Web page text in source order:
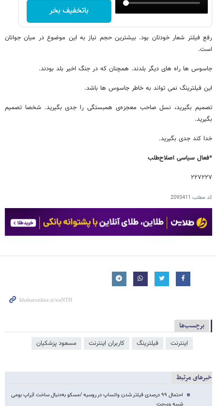
باتخفیف بخر
رفع فیلتر شعار خودتان بود. بیشترین حجم نیاز به این موضوع در میان جوانان
است.
جاسوس ها راه های دیگر بلدند. همچنان که در جنگ اخیر بلد بودند.
این فیلترینگ نمی تواند به خاطر جاسوس ها باشد.
تصمیم بگیرید، نسل صاحب معجزه‌ی همبستگی را جدی بگیرید. شخصا تصمیم
بگیرید.
خدا کند جدی بگیرید.
*فعال سیاسی اصلاح‌طلب
۲۲۷۲۲۷
کد مطلب 2093411
برچسب‌ها
اینترنت فیلترینگ کاربران اینترنت مسعود پزشکیان
خبرهای مرتبط
احتمال ۹۹ درصدی فیلتر شدن واتساپ در روسیه /مسکو به‌دنبال ساخت اَبَراپ بومی
شبیه وی‌چت